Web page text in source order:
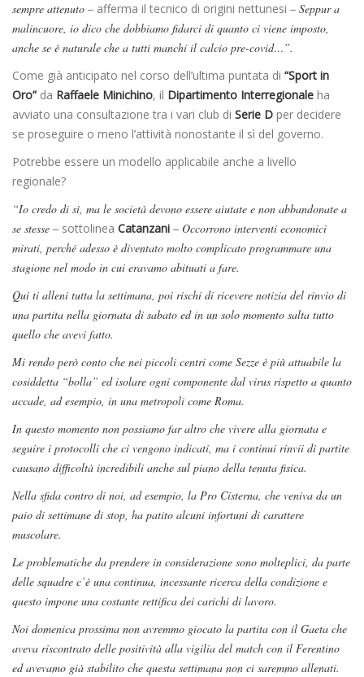
sempre attenuto – afferma il tecnico di origini nettunesi – Seppur a
malincuore, io dico che dobbiamo fidarci di quanto ci viene imposto,
anche se è naturale che a tutti manchi il calcio pre-covid…”.
Come già anticipato nel corso dell’ultima puntata di “Sport in
Oro” da Raffaele Minichino, il Dipartimento Interregionale ha
avviato una consultazione tra i vari club di Serie D per decidere
se proseguire o meno l’attività nonostante il sì del governo.
Potrebbe essere un modello applicabile anche a livello
regionale?
“Io credo di sì, ma le società devono essere aiutate e non abbandonate a
se stesse – sottolinea Catanzani – Occorrono interventi economici
mirati, perché adesso è diventato molto complicato programmare una
stagione nel modo in cui eravamo abituati a fare.
Qui ti alleni tutta la settimana, poi rischi di ricevere notizia del rinvio di
una partita nella giornata di sabato ed in un solo momento salta tutto
quello che avevi fatto.
Mi rendo però conto che nei piccoli centri come Sezze è più attuabile la
cosiddetta “bolla” ed isolare ogni componente dal virus rispetto a quanto
accade, ad esempio, in una metropoli come Roma.
In questo momento non possiamo far altro che vivere alla giornata e
seguire i protocolli che ci vengono indicati, ma i continui rinvii di partite
causano difficoltà incredibili anche sul piano della tenuta fisica.
Nella sfida contro di noi, ad esempio, la Pro Cisterna, che veniva da un
paio di settimane di stop, ha patito alcuni infortuni di carattere
muscolare.
Le problematiche da prendere in considerazione sono molteplici, da parte
delle squadre c’è una continua, incessante ricerca della condizione e
questo impone una costante rettifica dei carichi di lavoro.
Noi domenica prossima non avremmo giocato la partita con il Gaeta che
aveva riscontrato delle positività alla vigilia del match con il Ferentino
ed avevamo già stabilito che questa settimana non ci saremmo allenati.